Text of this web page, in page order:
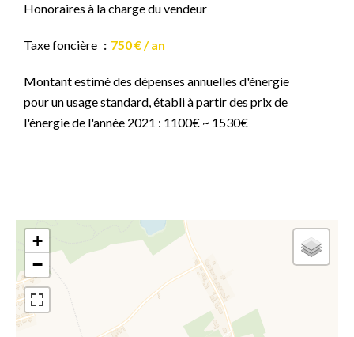
Honoraires à la charge du vendeur
Taxe foncière 750 € / an
Montant estimé des dépenses annuelles d'énergie
pour un usage standard, établi à partir des prix de
l'énergie de l'année 2021 : 1100€ ~ 1530€
+
−